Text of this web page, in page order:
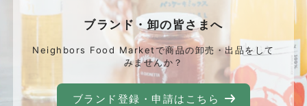
ブランド・卸の皆さまへ
Neighbors Food Marketで商品の卸売・出品をして
みませんか？
ブランド登録・申請はこちら